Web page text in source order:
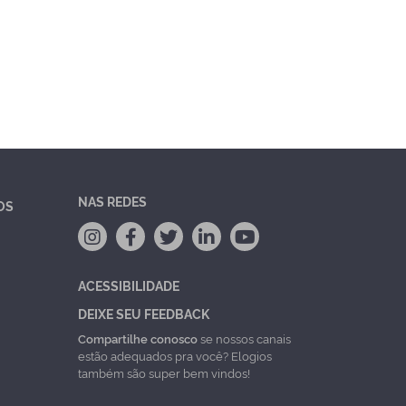
NAS REDES
ACESSIBILIDADE
DEIXE SEU FEEDBACK
Compartilhe conoscose nossos canais
estão adequados pra você? Elogios
também são super bem vindos!